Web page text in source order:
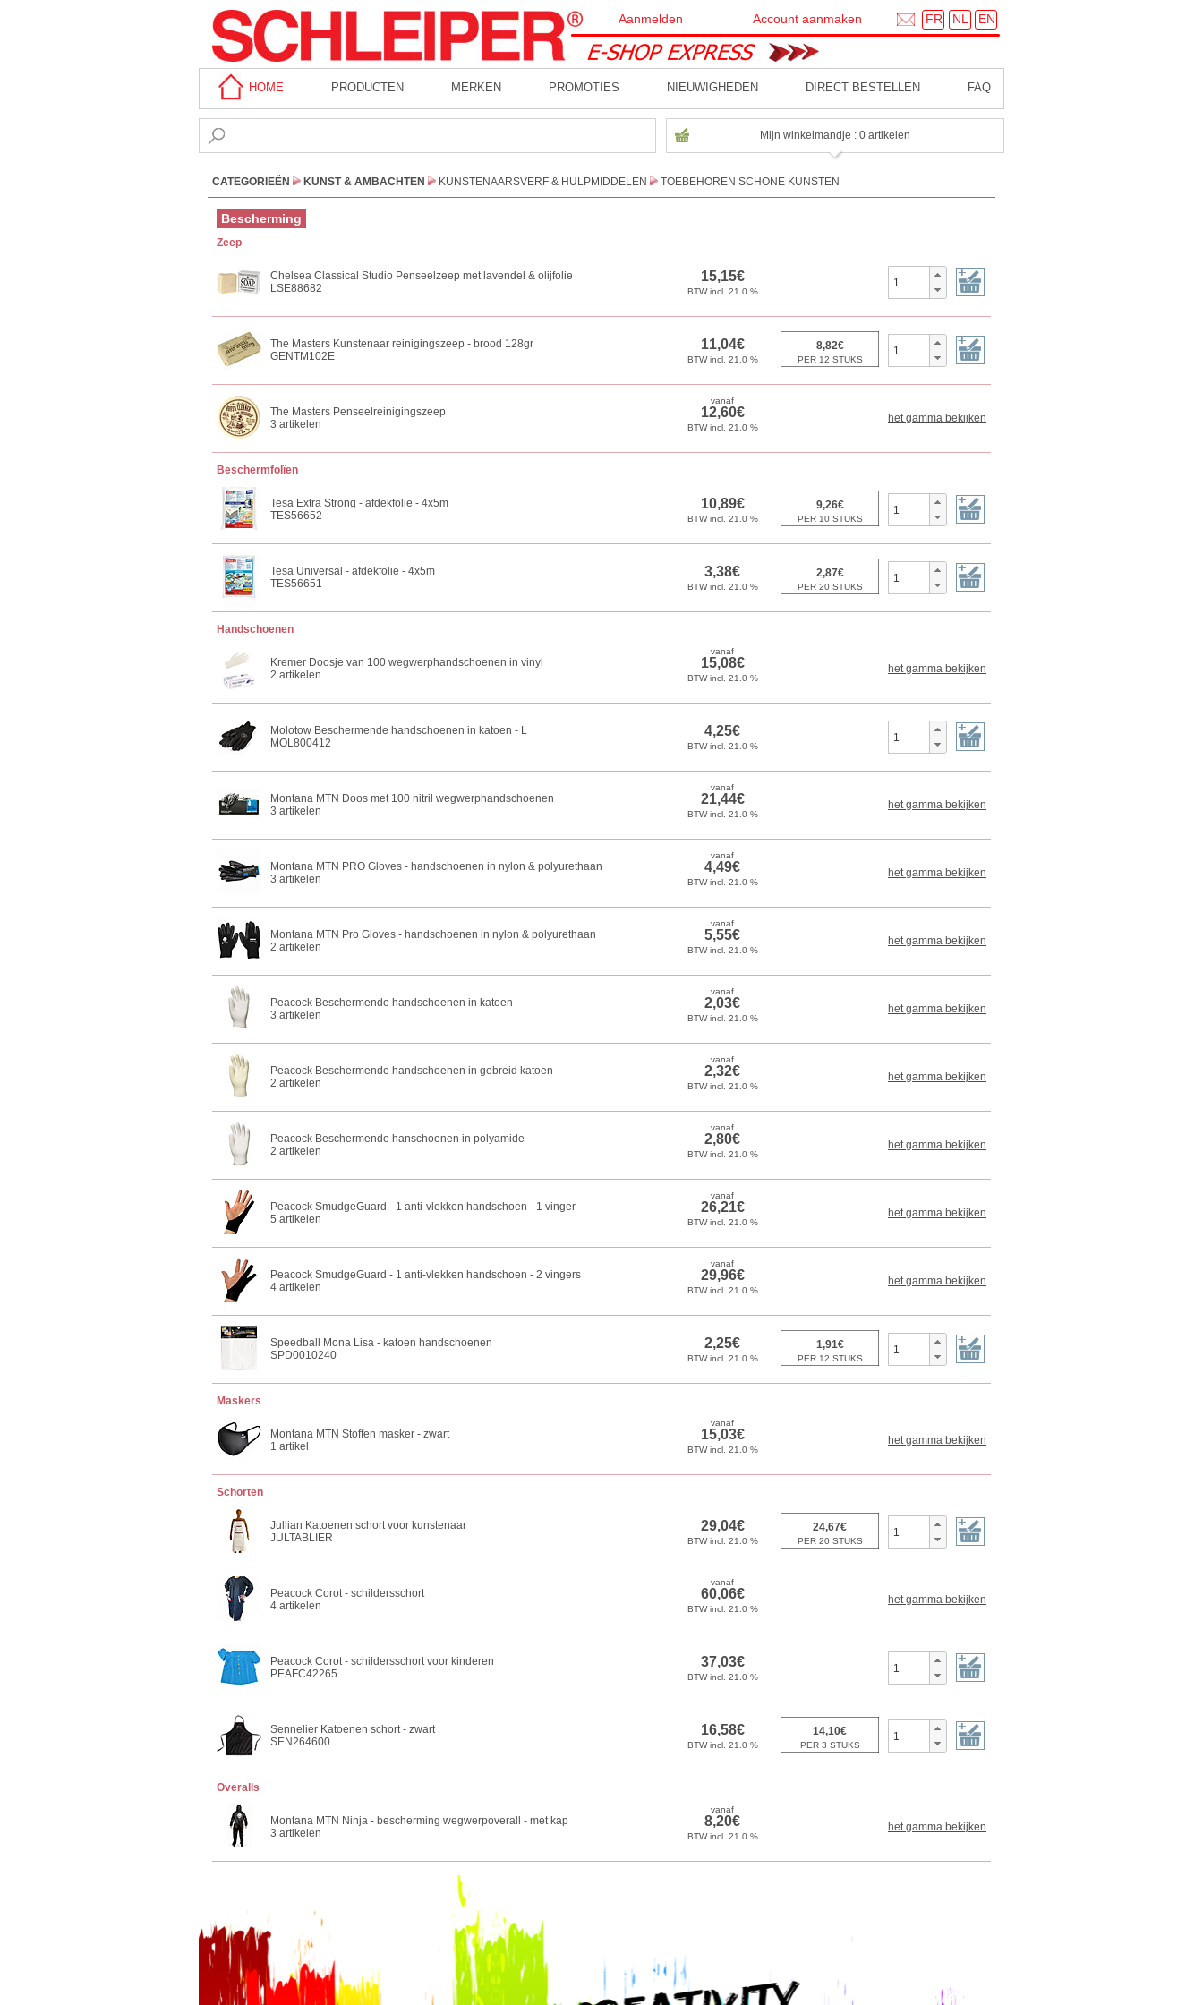
FR NL EN
Aanmelden Account aanmaken
HOME PRODUCTEN MERKEN PROMOTIES NIEUWIGHEDEN DIRECT BESTELLEN FAQ
Mijn winkelmandje : 0 artikelen
CATEGORIEËN KUNST & AMBACHTEN KUNSTENAARSVERF & HULPMIDDELEN TOEBEHOREN SCHONE KUNSTEN
Bescherming
Zeep
Chelsea Classical Studio Penseelzeep met lavendel & olijfolie
LSE88682
The Masters Kunstenaar reinigingszeep - brood 128gr
GENTM102E
The Masters Penseelreinigingszeep
3 artikelen
het gamma bekijken
Beschermfolïen
Tesa Extra Strong - afdekfolie - 4x5m
TES56652
Tesa Universal - afdekfolie - 4x5m
TES56651
Handschoenen
Kremer Doosje van 100 wegwerphandschoenen in vinyl
2 artikelen
het gamma bekijken
Molotow Beschermende handschoenen in katoen - L
MOL800412
Montana MTN Doos met 100 nitril wegwerphandschoenen
3 artikelen
het gamma bekijken
Montana MTN PRO Gloves - handschoenen in nylon & polyurethaan
3 artikelen
het gamma bekijken
Montana MTN Pro Gloves - handschoenen in nylon & polyurethaan
2 artikelen
het gamma bekijken
Peacock Beschermende handschoenen in katoen
3 artikelen
het gamma bekijken
Peacock Beschermende handschoenen in gebreid katoen
2 artikelen
het gamma bekijken
Peacock Beschermende hanschoenen in polyamide
2 artikelen
het gamma bekijken
Peacock SmudgeGuard - 1 anti-vlekken handschoen - 1 vinger
5 artikelen
het gamma bekijken
Peacock SmudgeGuard - 1 anti-vlekken handschoen - 2 vingers
4 artikelen
het gamma bekijken
Speedball Mona Lisa - katoen handschoenen
SPD0010240
Maskers
Montana MTN Stoffen masker - zwart
1 artikel
het gamma bekijken
Schorten
Jullian Katoenen schort voor kunstenaar
JULTABLIER
Peacock Corot - schildersschort
4 artikelen
het gamma bekijken
Peacock Corot - schildersschort voor kinderen
PEAFC42265
Sennelier Katoenen schort - zwart
SEN264600
Overalls
Montana MTN Ninja - bescherming wegwerpoverall - met kap
3 artikelen
het gamma bekijken